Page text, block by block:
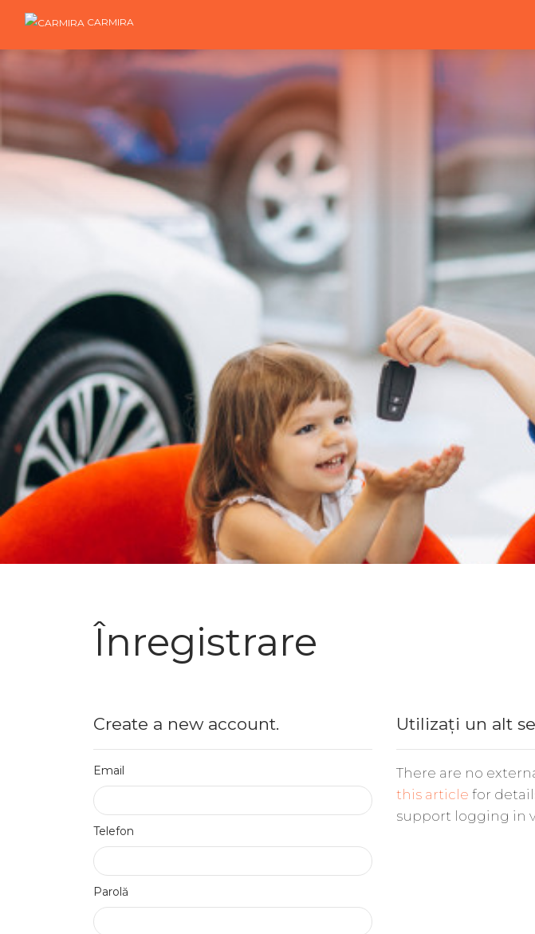
CARMIRA
Înregistrare
Create a new account.
Email
Telefon
Parolă
Utilizați un alt
There are no
this article for
support logging in